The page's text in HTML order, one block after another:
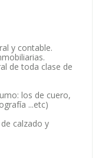
y contable.
de toda clase de
los de cuero,
...etc)
calzado y